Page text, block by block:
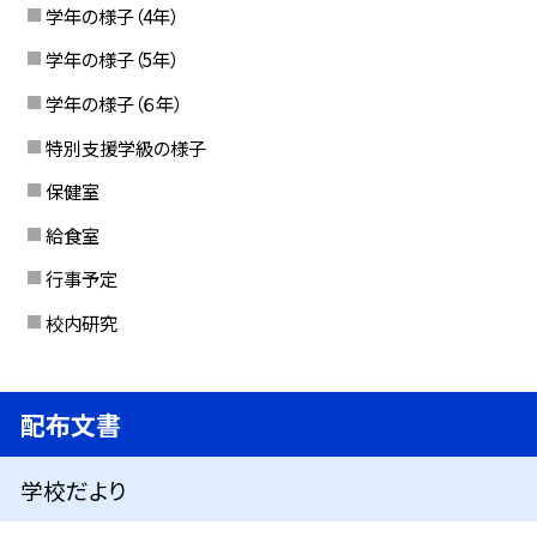
学年の様子（4年）
学年の様子（5年）
学年の様子（６年）
特別支援学級の様子
保健室
給食室
行事予定
校内研究
配布文書
学校だより